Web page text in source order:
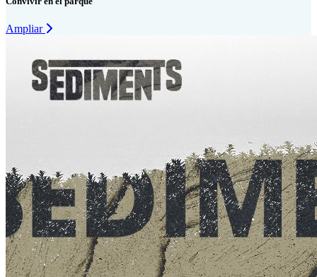
Ampliar